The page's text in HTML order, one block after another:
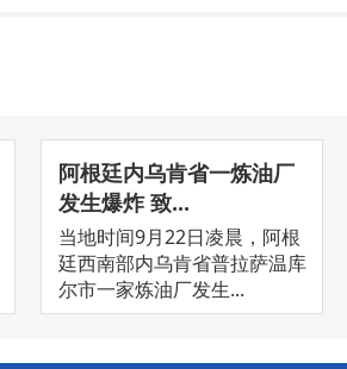
阿根廷内乌肯省一炼油厂
发生爆炸 致...
当地时间9月22日凌晨，阿根
廷西南部内乌肯省普拉萨温库
尔市一家炼油厂发生...